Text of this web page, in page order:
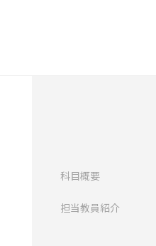
科目概要
担当教員紹介